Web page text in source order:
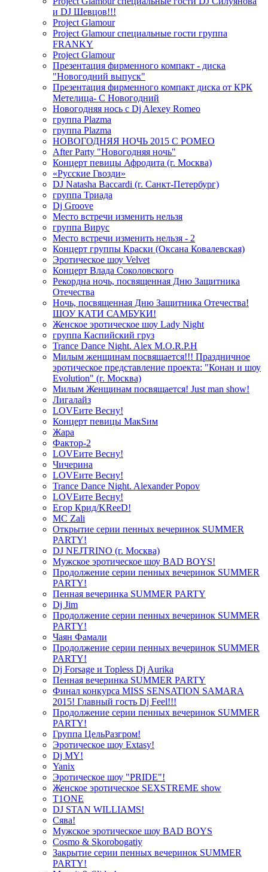
и DJ Шевцов!!!
Project Glamour
Project Glamour специальные гости группа
FRANKY
Project Glamour
Презентация фирменного компакт - диска
"Новогодний выпуск"
Презентация фирменного компакт диска от КРК
Метелица- С Новогодний
Новогодняя нось с Dj Alexey Romeo
группа Plazma
группа Plazma
НОВОГОДНЯЯ НОЧЬ 2015 C РОМЕО
After Party "Новогодняя ночь"
Концерт певицы Афродита (г. Москва)
«Русские Гвозди»
DJ Natasha Baccardi (г. Санкт-Петербург)
группа Триада
Dj Groove
Место встречи изменить нельзя
группа Вирус
Место встречи изменить нельзя - 2
Концерт группы Краски (Оксана Ковалевская)
Эротическое шоу Velvet
Концерт Влада Соколовского
Рекордна ночь, посвященная Дню Защитника
Отечества
Ночь, посвященная Дню Защитника Отечества!
ШОУ КАТИ САМБУКИ!
Женское эротическое шоу Lady Night
группа Каспийский груз
Trance Dance Night. Alex M.O.R.P.H
Милым женщинам посвящается!!! Праздничное
эротическое представление проекта: "Конан и шоу
Evolution" (г. Москва)
Милым Женщинам посвящается! Just man show!
Лигалайз
LOVEите Весну!
Концерт певицы МакSим
Жара
Фактор-2
LOVEите Весну!
Чичерина
LOVEите Весну!
Trance Dance Night. Alexander Popov
LOVEите Весну!
Егор Крид/KReeD!
MC Zali
Открытие серии пенных вечеринок SUMMER
PARTY!
DJ NEJTRINO (г. Москва)
Мужское эротическое шоу BAD BOYS!
Продолжение серии пенных вечеринок SUMMER
PARTY!
Пенная вечеринка SUMMER PARTY
Dj Jim
Продолжение серии пенных вечеринок SUMMER
PARTY!
Чаян Фамали
Продолжение серии пенных вечеринок SUMMER
PARTY!
Dj Forsage и Topless Dj Aurika
Пенная вечеринка SUMMER PARTY
Финал конкурса MISS SENSATION SAMARA
2015! Главный гость Dj Feel!!!
Продолжение серии пенных вечеринок SUMMER
PARTY!
Группа ЦельРазгром!
Эротическое шоу Extasy!
Dj MY!
Yanix
Эротическое шоу "PRIDE"!
Женское эротическое SEXSTREME show
T1ONE
DJ STAN WILLIAMS!
Сява!
Мужское эротическое шоу BAD BOYS
Cosmo & Skorobogatiy
Закрытие серии пенных вечеринок SUMMER
PARTY!